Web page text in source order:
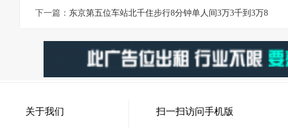
下一篇： 东京第五位车站北千住步行8分钟单人间3万3千到3万8
关于我们 扫一扫访问手机版